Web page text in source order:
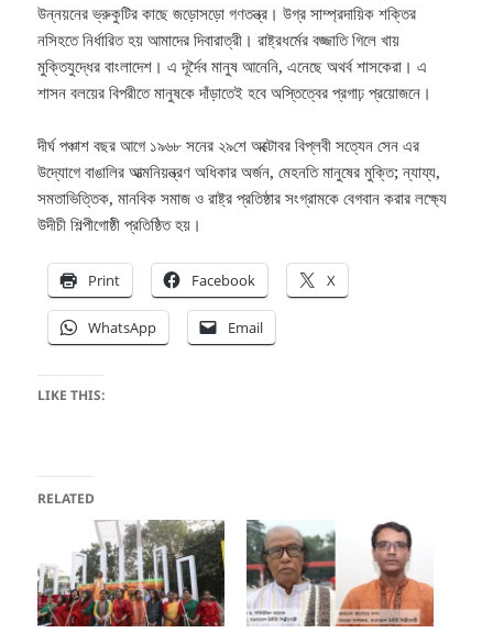
উন্নয়নের ভ্রুকুটির কাছে জড়োসড়ো গণতন্ত্র। উগ্র সাম্প্রদায়িক শক্তির
নসিহতে নির্ধারিত হয় আমাদের দিবারাত্রী। রাষ্ট্রধর্মের বজ্জাতি গিলে খায়
মুক্তিযুদ্ধের বাংলাদেশ। এ দূর্দৈব মানুষ আনেনি, এনেছে অথর্ব শাসকেরা। এ
শাসন বলয়ের বিপরীতে মানুষকে দাঁড়াতেই হবে অস্তিত্বের প্রগাঢ় প্রয়োজনে।
দীর্ঘ পঞ্চাশ বছর আগে ১৯৬৮ সনের ২৯শে অক্টোবর বিপ্লবী সত্যেন সেন এর
উদ্যোগে বাঙালির আত্মনিয়ন্ত্রণ অধিকার অর্জন, মেহনতি মানুষের মুক্তি; ন্যায্য,
সমতাভিত্তিক, মানবিক সমাজ ও রাষ্ট্র প্রতিষ্ঠার সংগ্রামকে বেগবান করার লক্ষ্যে
উদীচী শিল্পীগোষ্ঠী প্রতিষ্ঠিত হয়।
Print Facebook X
WhatsApp Email
LIKE THIS:
RELATED